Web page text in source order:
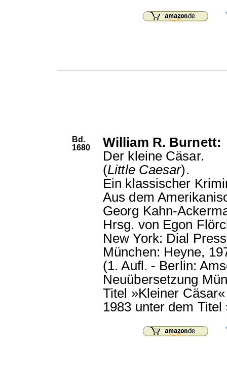
Bd.
1680
William R. Burnett:
Der kleine Cäsar.
(Little Caesar).
Ein klassischer
Aus dem
Georg Kahn-
Hrsg. von Egon
New York: Dial
München: Heyne,
(1. Aufl. - Berlin:
Neuübersetzung
Titel »Kleiner
1983 unter dem